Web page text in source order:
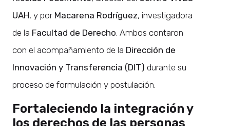
UAH, y por Macarena Rodríguez, investigadora
de la Facultad de Derecho . Ambos contaron
con el acompañamiento de la Dirección de
Innovación y Transferencia (DIT) durante su
proceso de formulación y postulación.
Fortaleciendo la integración y
los derechos de las personas